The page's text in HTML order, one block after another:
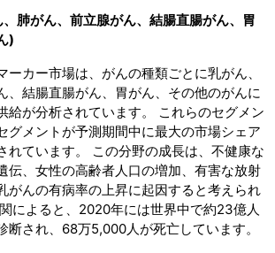
肺がん、前立腺がん、結腸直腸がん、胃
)
ーカー市場は、がんの種類ごとに乳がん、
、結腸直腸がん、胃がん、その他のがんに
給が分析されています。 これらのセグメン
グメントが予測期間中に最大の市場シェア
れています。 この分野の成長は、不健康な
伝、女性の高齢者人口の増加、有害な放射
がんの有病率の上昇に起因すると考えられ
によると、2020年には世界中で約23億人
断され、68万5,000人が死亡しています。